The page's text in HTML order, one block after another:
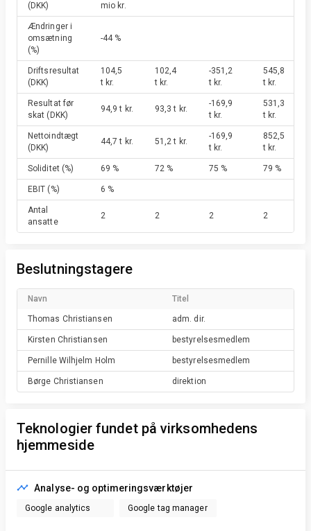
(DKK)
mio kr.
Ændringer i
omsætning
(%)
-44 %
Driftsresultat
(DKK)
104,5
t kr.
102,4
t kr.
-351,2
t kr.
545,8
t kr.
Resultat før
skat (DKK)
94,9 t kr. 93,3 t kr.
-169,9
t kr.
531,3
t kr.
Nettoindtægt
(DKK)
44,7 t kr. 51,2 t kr.
-169,9
t kr.
852,5
t kr.
Soliditet (%) 69 % 72 % 75 % 79 %
EBIT (%) 6 %
Antal
ansatte
2 2 2 2
Beslutningstagere
Navn Titel
Thomas Christiansen adm. dir.
Kirsten Christiansen bestyrelsesmedlem
Pernille Wilhjelm Holm bestyrelsesmedlem
Børge Christiansen direktion
Teknologier fundet på virksomhedens
hjemmeside
Analyse- og optimeringsværktøjer
Google analytics Google tag manager